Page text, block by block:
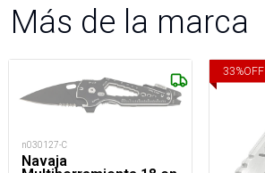
Más de la marca
n030127-C
Navaja
33%OFF